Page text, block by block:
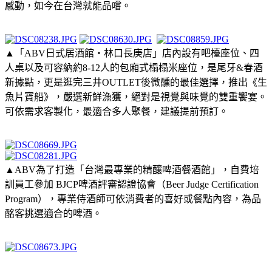
感動，如今在台灣就能品嚐。
▲「ABV日式居酒館・林口長庚店」店內設有吧檯座位、四
人桌以及可容納約8-12人的包廂式榻榻米座位，是尾牙&春酒
新據點，更是逛完三井OUTLET後微醺的最佳選擇，推出《生
魚片寶船》，嚴選新鮮漁獲，絕對是視覺與味覺的雙重饗宴。
可依需求客製化，最適合多人聚餐，建議提前預訂。
▲ABV為了打造「台灣最專業的精釀啤酒餐酒館」，自費培
訓員工參加 BJCP啤酒評審認證協會（Beer Judge Certification
Program），專業侍酒師可依消費者的喜好或餐點內容，為品
酩客挑選適合的啤酒。